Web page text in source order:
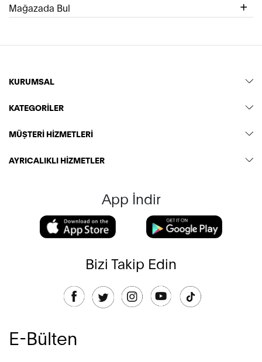
Mağazada Bul
KURUMSAL
KATEGORİLER
MÜŞTERİ HİZMETLERİ
AYRICALIKLI HİZMETLER
App İndir
Bizi Takip Edin
E-Bülten